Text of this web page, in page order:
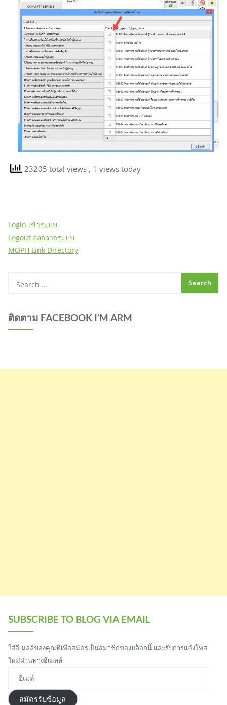
23205 total views , 1 views today
Login เข้าระบบ
Logout ออกจากระบบ
MOPH Link Directory
ติดตาม FACEBOOK I’M ARM
SUBSCRIBE TO BLOG VIA EMAIL
ใส่อีเมลล์ของคุณที่เพื่อสมัครเป็นสมาชิกของบล็อกนี้ และรับการแจ้งโพส
ใหม่ผ่านทางอีเมลล์
อีเมล์
สมัครรับข้อมูล